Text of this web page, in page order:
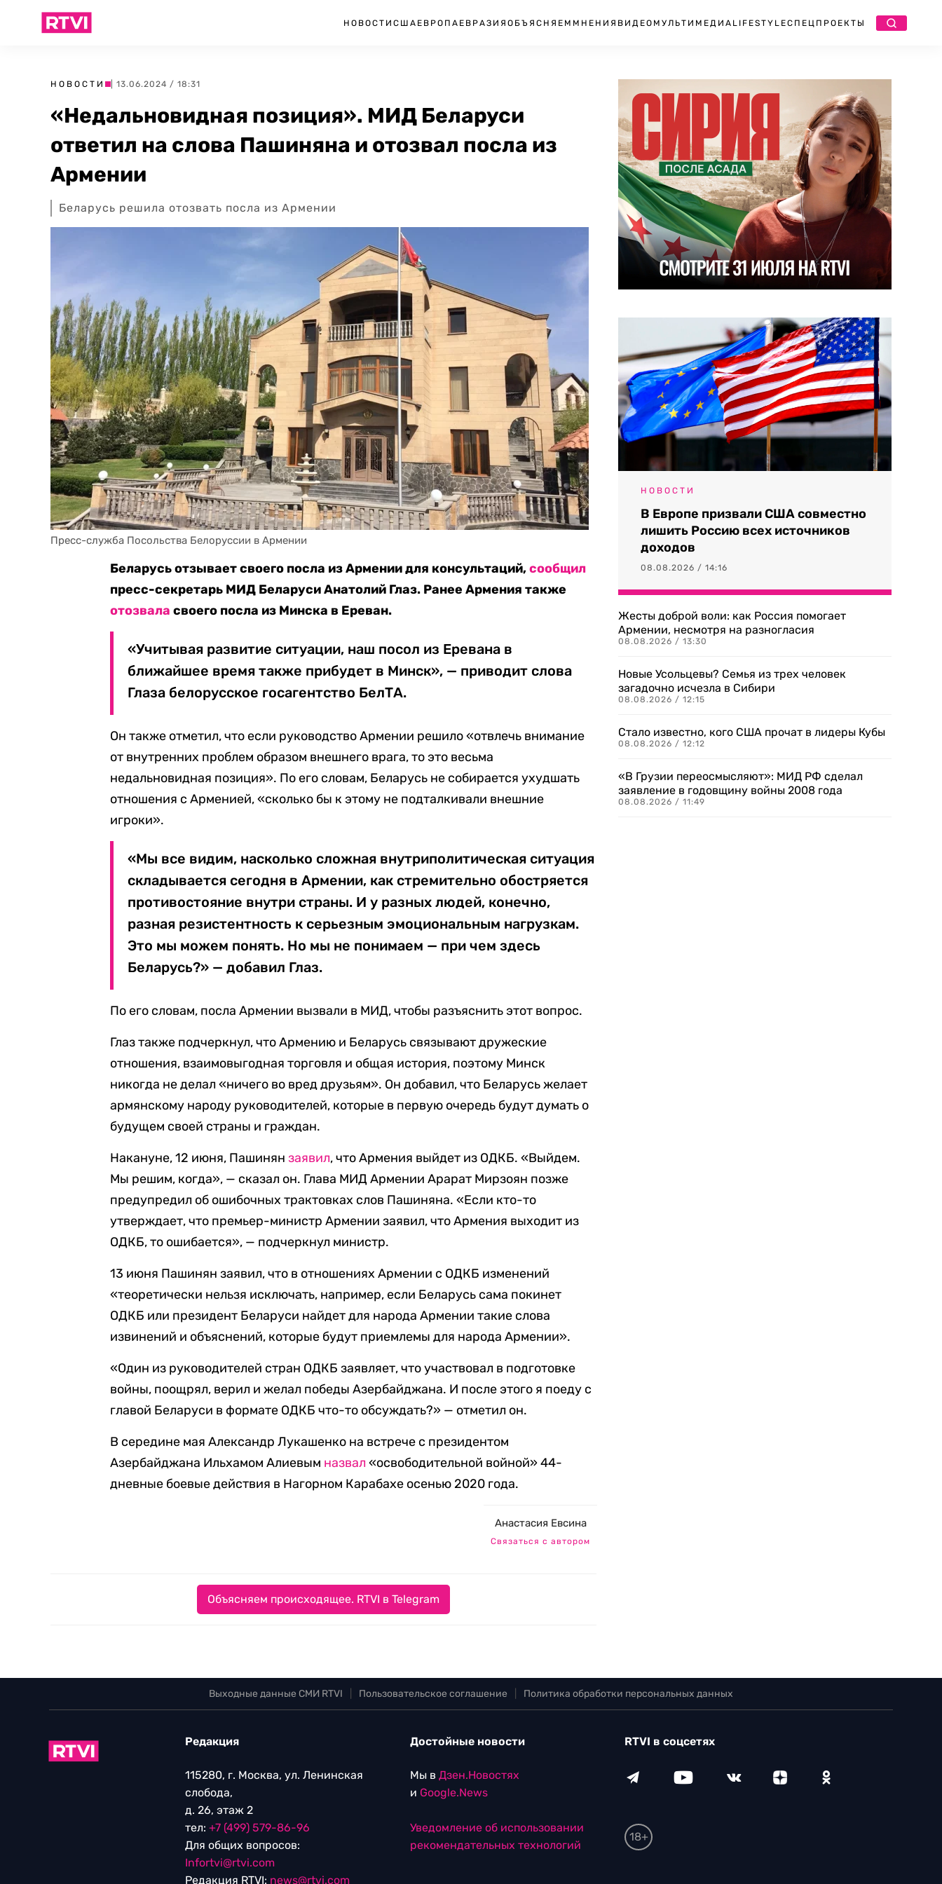
НОВОСТИ США ЕВРОПА ЕВРАЗИЯ ОБЪЯСНЯЕМ МНЕНИЯ ВИДЕО МУЛЬТИМЕДИА LIFESTYLEСПЕЦПРОЕКТЫ
НОВОСТИ | 13.06.2024 / 18:31
«Недальновидная позиция». МИД Беларуси
ответил на слова Пашиняна и отозвал посла из
Армении
Беларусь решила отозвать посла из Армении
Пресс-служба Посольства Белоруссии в Армении
Беларусь отзывает своего посла из Армении для консультаций,сообщил
пресс-секретарь МИД Беларуси Анатолий Глаз. Ранее Армения также
отозвала своего посла из Минска в Ереван.
«Учитывая развитие ситуации, наш посол из Еревана в
ближайшее время также прибудет в Минск», — приводит слова
Глаза белорусское госагентство БелТА.
Он также отметил, что если руководство Армении решило «отвлечь внимание
от внутренних проблем образом внешнего врага, то это весьма
недальновидная позиция». По его словам, Беларусь не собирается ухудшать
отношения с Арменией, «сколько бы к этому не подталкивали внешние
игроки».
«Мы все видим, насколько сложная внутриполитическая ситуация
складывается сегодня в Армении, как стремительно обостряется
противостояние внутри страны. И у разных людей, конечно,
разная резистентность к серьезным эмоциональным нагрузкам.
Это мы можем понять. Но мы не понимаем — при чем здесь
Беларусь?» — добавил Глаз.
По его словам, посла Армении вызвали в МИД, чтобы разъяснить этот вопрос.
Глаз также подчеркнул, что Армению и Беларусь связывают дружеские
отношения, взаимовыгодная торговля и общая история, поэтому Минск
никогда не делал «ничего во вред друзьям». Он добавил, что Беларусь желает
армянскому народу руководителей, которые в первую очередь будут думать о
будущем своей страны и граждан.
Накануне, 12 июня, Пашинянзаявил, что Армения выйдет из ОДКБ. «Выйдем.
Мы решим, когда», — сказал он. Глава МИД Армении Арарат Мирзоян позже
предупредил об ошибочных трактовках слов Пашиняна. «Если кто-то
утверждает, что премьер-министр Армении заявил, что Армения выходит из
ОДКБ, то ошибается», — подчеркнул министр.
13 июня Пашинян заявил, что в отношениях Армении с ОДКБ изменений
«теоретически нельзя исключать, например, если Беларусь сама покинет
ОДКБ или президент Беларуси найдет для народа Армении такие слова
извинений и объяснений, которые будут приемлемы для народа Армении».
«Один из руководителей стран ОДКБ заявляет, что участвовал в подготовке
войны, поощрял, верил и желал победы Азербайджана. И после этого я поеду с
главой Беларуси в формате ОДКБ что-то обсуждать?» — отметил он.
В середине мая Александр Лукашенко на встрече с президентом
Азербайджана Ильхамом Алиевым назвал «освободительной войной» 44-
дневные боевые действия в Нагорном Карабахе осенью 2020 года.
Анастасия Евсина
Связаться с автором
Объясняем происходящее. RTVI в Telegram
НОВОСТИ
В Европе призвали США совместно
лишить Россию всех источников
доходов
08.08.2026 / 14:16
Жесты доброй воли: как Россия помогает
Армении, несмотря на разногласия
08.08.2026 / 13:30
Новые Усольцевы? Семья из трех человек
загадочно исчезла в Сибири
08.08.2026 / 12:15
Стало известно, кого США прочат в лидеры Кубы
08.08.2026 / 12:12
«В Грузии переосмысляют»: МИД РФ сделал
заявление в годовщину войны 2008 года
08.08.2026 / 11:49
Выходные данные СМИ RTVI Пользовательское соглашение Политика обработки персональных данных
Редакция
115280, г. Москва, ул. Ленинская
слобода,
д. 26, этаж 2
тел: +7 (499) 579-86-96
Для общих вопросов:
Infortvi@rtvi.com
Редакция RTVI: news@rtvi.com
Достойные новости
Мы в Дзен.Новостях
и Google.News
Уведомление об использовании
рекомендательных технологий
RTVI в соцсетях
18+